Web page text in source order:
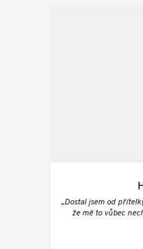
„Dostal jsem od
že mě to vůbec